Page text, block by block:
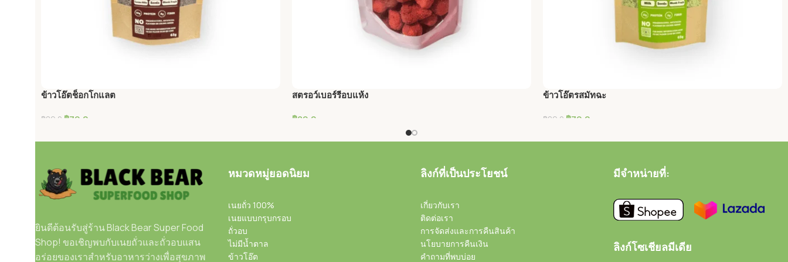
ข้าวโอ๊ตช็อกโกแลต
฿89.0 ฿79.0
สตรอว์เบอร์รีอบแห้ง
฿89.0
ข้าวโอ๊ตรสมัทฉะ
฿89.0 ฿79.0
ยินดีต้อนรับสู่ร้าน Black Bear Super Food
Shop! ขอเชิญพบกับเนยถั่วและถั่วอบแสน
อร่อยของเราสำหรับอาหารว่างเพื่อสุขภาพ
หมวดหมู่ยอดนิยม
เนยถั่ว 100%
เนยแบบกรุบกรอบ
ถั่วอบ
ไม่มีน้ำตาล
ข้าวโอ๊ต
ลิงก์ที่เป็นประโยชน์
เกี่ยวกับเรา
ติดต่อเรา
การจัดส่งและการคืนสินค้า
นโยบายการคืนเงิน
คำถามที่พบบ่อย
มีจำหน่ายที่:
ลิงก์โซเชียลมีเดีย